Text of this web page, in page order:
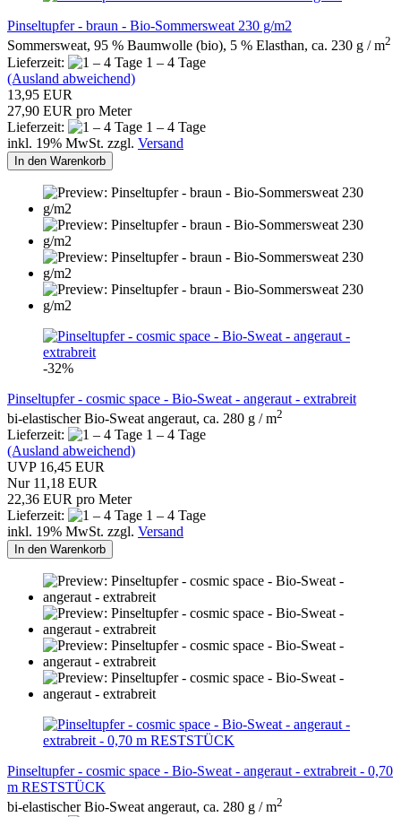
Pinseltupfer - braun - Bio-Sommersweat 230 g/m2
Sommersweat, 95 % Baumwolle (bio), 5 % Elasthan, ca. 230 g / m2
Lieferzeit:
1 – 4 Tage
(Ausland abweichend)
13,95 EUR
27,90 EUR pro Meter
Lieferzeit:
1 – 4 Tage
inkl. 19% MwSt. zzgl. Versand
In den Warenkorb
-32%
Pinseltupfer - cosmic space - Bio-Sweat - angeraut - extrabreit
bi-elastischer Bio-Sweat angeraut, ca. 280 g / m2
Lieferzeit:
1 – 4 Tage
(Ausland abweichend)
UVP 16,45 EUR
Nur 11,18 EUR
22,36 EUR pro Meter
Lieferzeit:
1 – 4 Tage
inkl. 19% MwSt. zzgl. Versand
In den Warenkorb
Pinseltupfer - cosmic space - Bio-Sweat - angeraut - extrabreit - 0,70
m RESTSTÜCK
bi-elastischer Bio-Sweat angeraut, ca. 280 g / m2